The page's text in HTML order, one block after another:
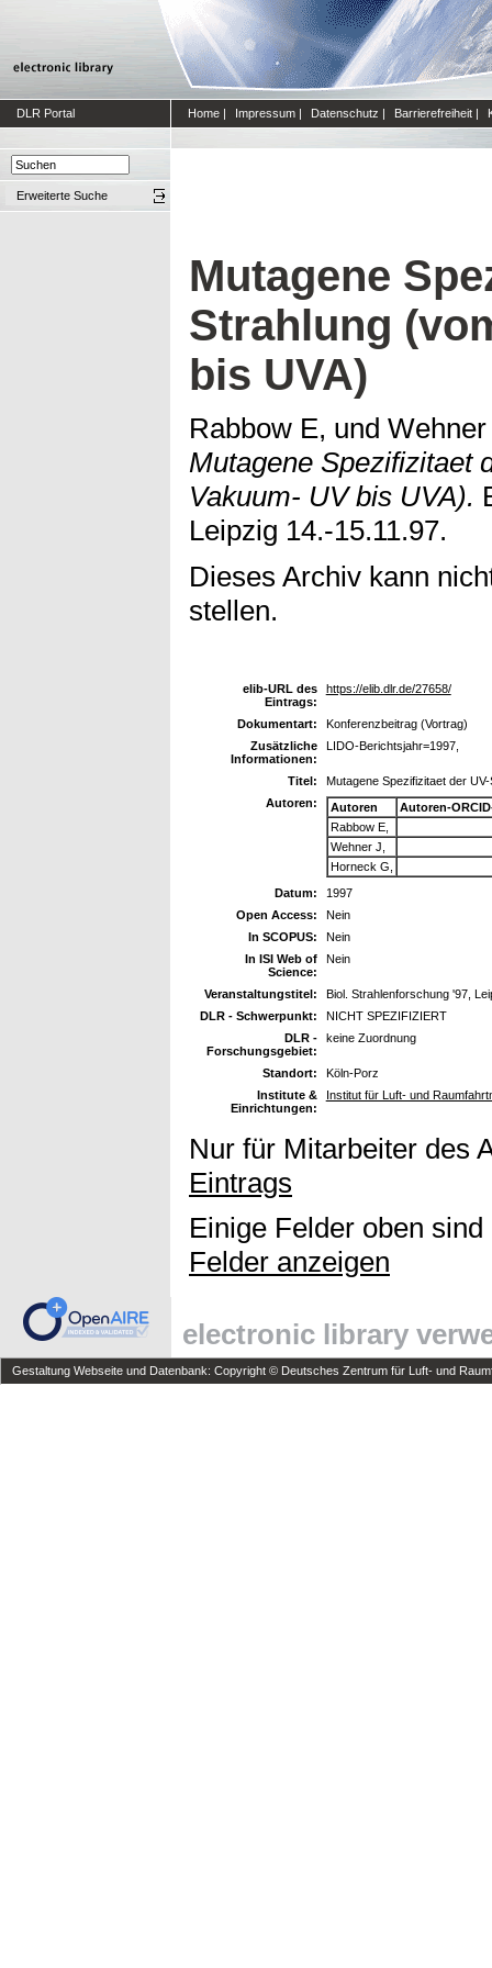
DLR Portal Home | Impressum | Datenschutz | Barrierefreiheit |
Erweiterte Suche
Mutagene
Strahlung
bis UVA)
Rabbow E, und
Mutagene Spezifizitaet
Vakuum- UV bis UVA).
Leipzig 14.-15.11.97.
Dieses Archiv kann
stellen.
elib-URL des
Eintrags:
https://elib.dlr.de/27658/
Dokumentart:
Konferenzbeitrag (Vortrag)
Zusätzliche
Informationen:
LIDO-Berichtsjahr=1997,
Titel:
Mutagene Spezifizitaet der
Autoren:
Autoren
Autoren-
Rabbow E,
Wehner J,
Horneck G,
Datum:
1997
Open Access:
Nein
In SCOPUS:
Nein
In ISI Web of
Science:
Nein
Veranstaltungstitel:
Biol. Strahlenforschung '97,
DLR - Schwerpunkt:
NICHT SPEZIFIZIERT
DLR -
Forschungsgebiet:
keine Zuordnung
Standort:
Köln-Porz
Institute &
Einrichtungen:
Institut für Luft- und
Nur für Mitarbeiter des
Eintrags
Einige Felder oben
Felder anzeigen
electronic library
Gestaltung Webseite und Datenbank: Copyright © Deutsches Zentrum für Luft- und